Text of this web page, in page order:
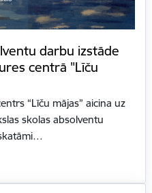
darbu izstāde
centrā "Līču
“Līču mājas” aicina uz
skolas absolventu